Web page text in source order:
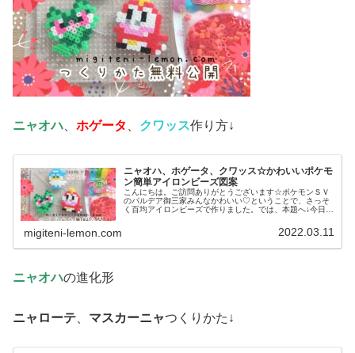
ニャオハ ホゲータ クワッス作り方↓
ニャオハ、ホゲータ、クワッス☆かわいいポケモ
ン簡単アイロンビーズ図案
こんにちは。ご訪問ありがとうございます☆ポケモンＳＶ
のパルデア御三家みんなかわいい♡ということで、さっそ
く百均アイロンビーズで作りました。では、本題へ↓今日の
migiteni-lemon.com 2022.03.11
ニャオハの進化形
ニャローテ マスカーニャつくりかた↓